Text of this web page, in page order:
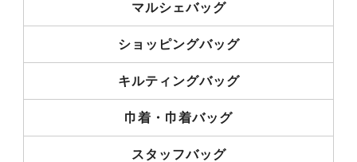
マルシェバッグ
ショッピングバッグ
キルティングバッグ
巾着・巾着バッグ
スタッフバッグ